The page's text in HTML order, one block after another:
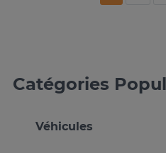
Catégories
Véhicules